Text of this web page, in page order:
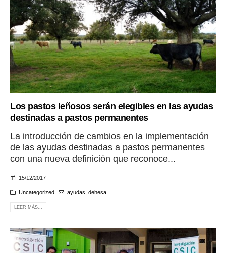
Los pastos leñosos serán elegibles en las ayudas
destinadas a pastos permanentes
La introducción de cambios en la implementación
de las ayudas destinadas a pastos permanentes
con una nueva definición que reconoce...
15/12/2017
Uncategorized ayudas dehesa
LEER MÁS...